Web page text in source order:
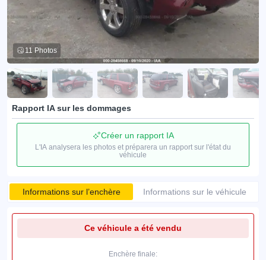
11 Photos
Rapport IA sur les dommages
Créer un rapport IA
L'IA analysera les photos et préparera un rapport sur l'état du
véhicule
Informations sur l’enchère Informations sur le véhicule
Ce véhicule a été vendu
Enchère finale: